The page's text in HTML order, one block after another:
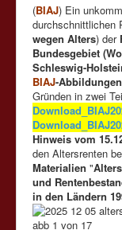
(BIAJ) Ein
durchschnittlichen
wegen Alters) der
Bundesgebiet
Schleswig-
BIAJ-Abbildungen
Gründen in zwei
Hinweis vom
den Altersrenten
Materialien "
und
in den Ländern